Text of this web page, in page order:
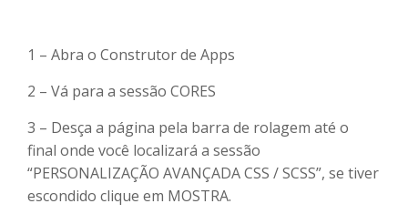
1 – Abra o Construtor de Apps
2 – Vá para a sessão CORES
3 – Desça a página pela barra de rolagem até o
final onde você localizará a sessão
“PERSONALIZAÇÃO AVANÇADA CSS / SCSS”, se tiver
escondido clique em MOSTRA.